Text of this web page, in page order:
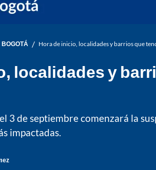
BOGOTÁ / Hora de inicio, localidades y barrios que
localidades y
3 de septiembre comenzará la
impactadas.